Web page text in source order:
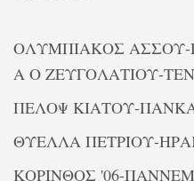
ΟΛΥΜΠΙΑΚΟΣ ΑΣΣΟΥ-
Α Ο ΖΕΥΓΟΛΑΤΙΟΥ-
ΠΕΛΟΨ ΚΙΑΤΟΥ-
ΘΥΕΛΛΑ ΠΕΤΡΙΟΥ-
ΚΟΡΙΝΘΟΣ '06-